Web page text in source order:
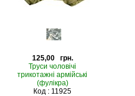
125,00 грн.
Труси чоловічі
трикотажні армійські
(фулікра)
Код : 11925